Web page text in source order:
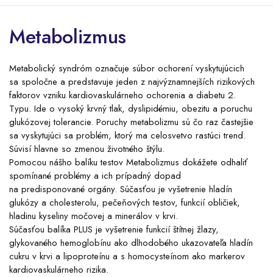
Metabolizmus
Metabolický syndróm označuje súbor ochorení vyskytujúcich
sa spoločne a predstavuje jeden z najvýznamnejších rizikových
faktorov vzniku kardiovaskulárneho ochorenia a diabetu 2.
Typu. Ide o vysoký krvný tlak, dyslipidémiu, obezitu a poruchu
glukózovej tolerancie. Poruchy metabolizmu sú čo raz častejšie
sa vyskytujúci sa problém, ktorý ma celosvetvo rastúci trend.
Súvisí hlavne so zmenou životného štýlu.
Pomocou nášho balíku testov Metabolizmus dokážete odhaliť
spomínané problémy a ich prípadný dopad
na predisponované orgány. Súčasťou je vyšetrenie hladín
glukózy a cholesterolu, pečeňových testov, funkcií obličiek,
hladinu kyseliny močovej a minerálov v krvi.
Súčasťou balíka PLUS je vyšetrenie funkcií štítnej žlazy,
glykovaného hemoglobínu ako dlhodobého ukazovateľa hladín
cukru v krvi a lipoproteínu a s homocysteínom ako markerov
kardiovaskulárneho rizika.